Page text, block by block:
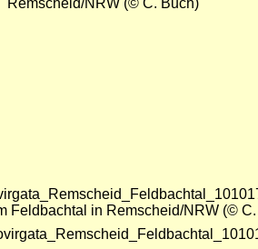
Remscheid/NRW (© C. Buch)
Feldbachtal in Remscheid/NRW (©